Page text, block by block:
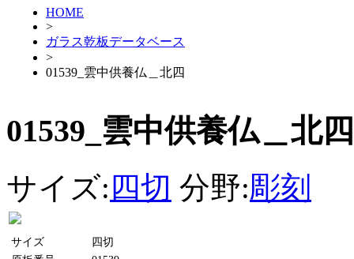
HOME
>
ガラス乾板データベース
>
01539_雲中供養仏＿北四
01539_雲中供養仏＿北四
サイズ: 四切 分野:彫刻
サイズ
四切